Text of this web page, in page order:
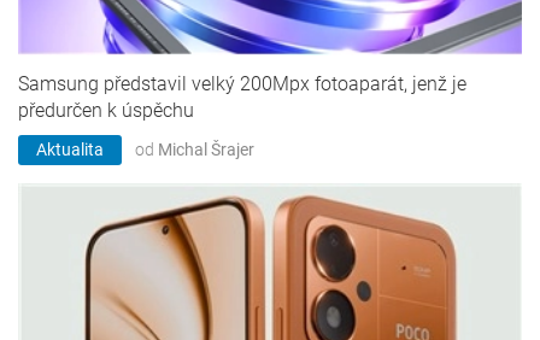
Samsung představil velký 200Mpx fotoaparát, jenž je
předurčen k úspěchu
Aktualita od Michal Šrajer